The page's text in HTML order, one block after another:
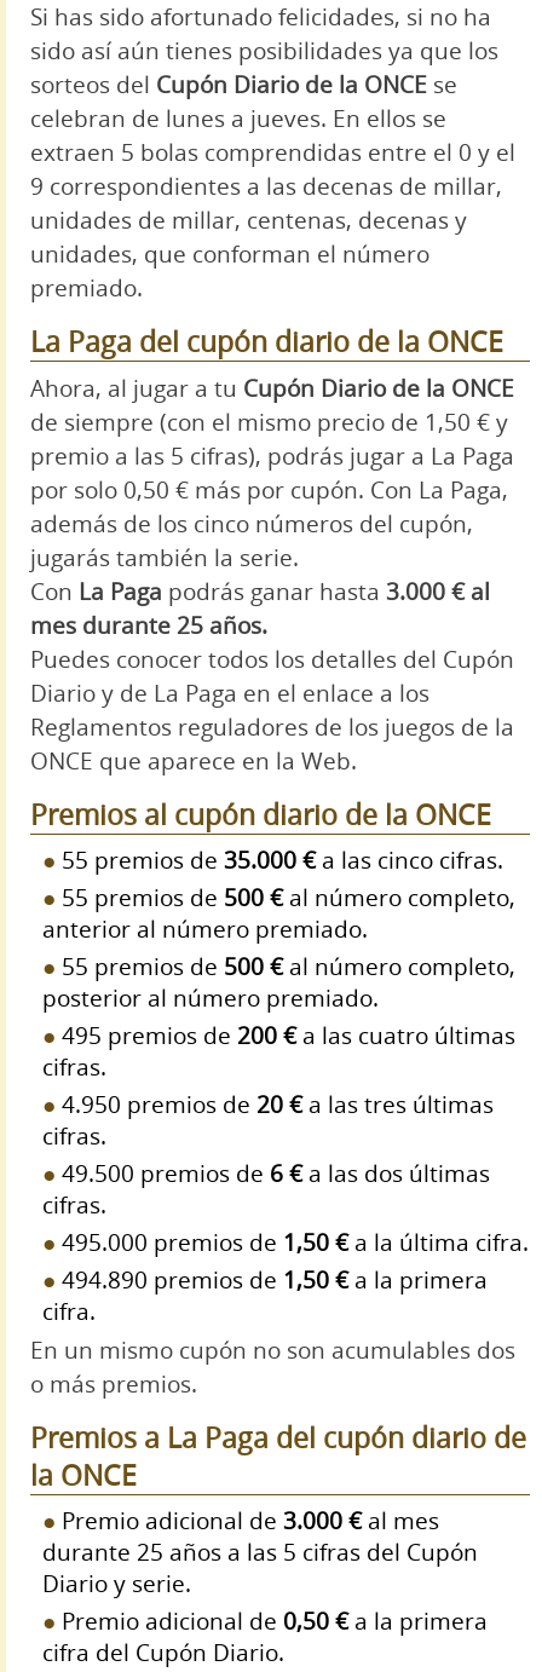
Si has sido afortunado felicidades, si no ha
sido así aún tienes posibilidades ya que los
sorteos del Cupón Diario de la ONCE se
celebran de lunes a jueves. En ellos se
extraen 5 bolas comprendidas entre el 0 y el
9 correspondientes a las decenas de millar,
unidades de millar, centenas, decenas y
unidades, que conforman el número
premiado.
La Paga del cupón diario de la ONCE
Ahora, al jugar a tu Cupón Diario de la ONCE
de siempre (con el mismo precio de 1,50 € y
premio a las 5 cifras), podrás jugar a La Paga
por solo 0,50 € más por cupón. Con La Paga,
además de los cinco números del cupón,
jugarás también la serie.
Con La Paga podrás ganar hasta 3.000 € al
mes durante 25 años.
Puedes conocer todos los detalles del Cupón
Diario y de La Paga en el enlace a los
Reglamentos reguladores de los juegos de la
ONCE que aparece en la Web.
Premios al cupón diario de la ONCE
55 premios de 35.000 €a las cinco cifras.
55 premios de 500 €al número completo,
anterior al número premiado.
55 premios de 500 €al número completo,
posterior al número premiado.
495 premios de 200 €a las cuatro últimas
cifras.
4.950 premios de 20 €a las tres últimas
cifras.
49.500 premios de 6 €a las dos últimas
cifras.
495.000 premios de 1,50 €a la última cifra.
494.890 premios de 1,50 €a la primera
cifra.
En un mismo cupón no son acumulables dos
o más premios.
Premios a La Paga del cupón diario de
la ONCE
Premio adicional de 3.000 €al mes
durante 25 años a las 5 cifras del Cupón
Diario y serie.
Premio adicional de 0,50 €a la primera
cifra del Cupón Diario.